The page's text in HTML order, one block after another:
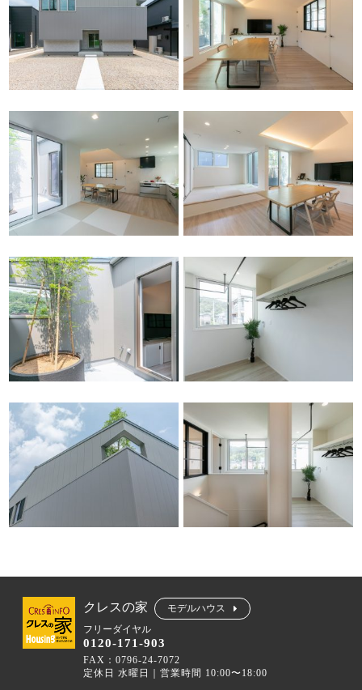
クレスの家
モデルハウス
フリーダイヤル
0120-171-903
FAX：0796-24-7072
定休日 水曜日｜営業時間 10:00〜18:00